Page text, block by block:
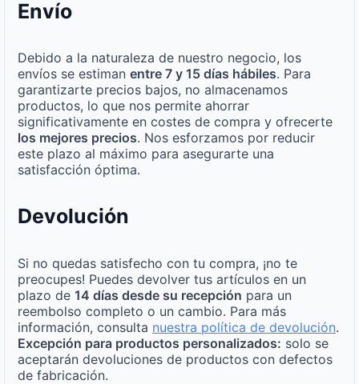
Envío
Debido a la naturaleza de nuestro negocio, los
envíos se estiman entre 7 y 15 días hábiles. Para
garantizarte precios bajos, no almacenamos
productos, lo que nos permite ahorrar
significativamente en costes de compra y ofrecerte
los mejores precios. Nos esforzamos por reducir
este plazo al máximo para asegurarte una
satisfacción óptima.
Devolución
Si no quedas satisfecho con tu compra, ¡no te
preocupes! Puedes devolver tus artículos en un
plazo de 14 días desde su recepción para un
reembolso completo o un cambio. Para más
información, consulta nuestra política de devolución.
Excepción para productos personalizados: solo se
aceptarán devoluciones de productos con defectos
de fabricación.